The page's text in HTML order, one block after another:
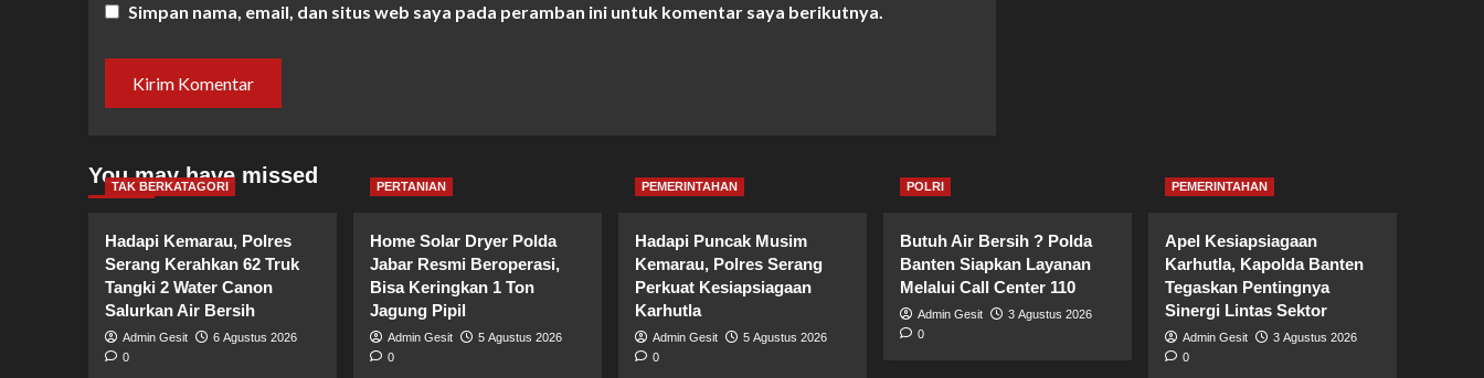
Simpan nama, email, dan situs web saya pada peramban ini untuk komentar saya berikutnya.
You may have missed
TAK BERKATAGORI
Hadapi Kemarau, Polres
Serang Kerahkan 62 Truk
Tangki 2 Water Canon
Salurkan Air Bersih
Admin Gesit
6 Agustus 2026
0
PERTANIAN
Home Solar Dryer Polda
Jabar Resmi Beroperasi,
Bisa Keringkan 1 Ton
Jagung Pipil
Admin Gesit
5 Agustus 2026
0
PEMERINTAHAN
Hadapi Puncak Musim
Kemarau, Polres Serang
Perkuat Kesiapsiagaan
Karhutla
Admin Gesit
5 Agustus 2026
0
POLRI
Butuh Air Bersih ? Polda
Banten Siapkan Layanan
Melalui Call Center 110
Admin Gesit
3 Agustus 2026
0
PEMERINTAHAN
Apel Kesiapsiagaan
Karhutla, Kapolda Banten
Tegaskan Pentingnya
Sinergi Lintas Sektor
Admin Gesit
3 Agustus 2026
0